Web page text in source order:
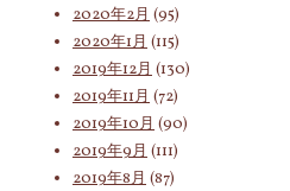
2020年2月 (95)
2020年1月 (115)
2019年12月 (130)
2019年11月 (72)
2019年10月 (90)
2019年9月 (111)
2019年8月 (87)